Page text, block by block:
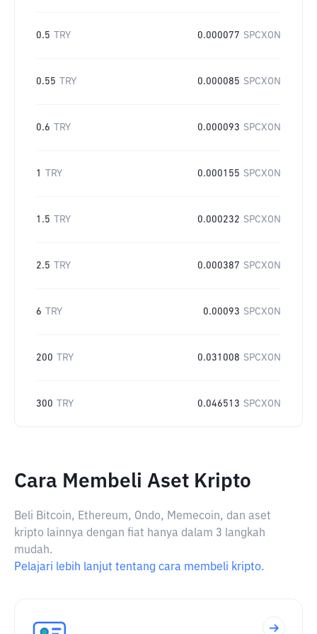
0.5 TRY 0.000077 SPCXON
0.55 TRY 0.000085 SPCXON
0.6 TRY 0.000093 SPCXON
1 TRY 0.000155 SPCXON
1.5 TRY 0.000232 SPCXON
2.5 TRY 0.000387 SPCXON
6 TRY 0.00093 SPCXON
200 TRY 0.031008 SPCXON
300 TRY 0.046513 SPCXON
Cara Membeli Aset Kripto
Beli Bitcoin, Ethereum, Ondo, Memecoin, dan aset
kripto lainnya dengan fiat hanya dalam 3 langkah
mudah.
Pelajari lebih lanjut tentang cara membeli kripto.